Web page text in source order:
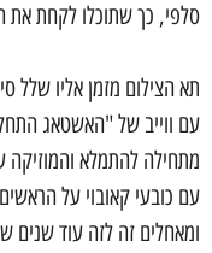
סלפי, כך שתוכלו לקחת את
תא הצילום מזמן אליו שלל
עם ווייב של "האשטאג
מתחילה להתמלא והמוזיקה
עם כובעי קאובוי על
ומאחלים זה לזה עוד שנים